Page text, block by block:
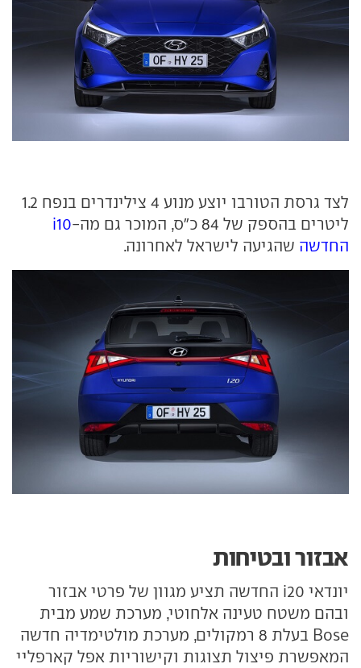
לצד גרסת הטורבו יוצע מנוע 4 צילינדרים בנפח 1.2
ליטרים בהספק של 84 כ"ס, המוכר גם מה-
i10
החדשה שהגיעה לישראל לאחרונה.
אבזור ובטיחות
יונדאי i20 החדשה תציע מגוון של פרטי אבזור
ובהם משטח טעינה אלחוטי, מערכת שמע מבית
Bose בעלת 8 רמקולים, מערכת מולטימדיה חדשה
המאפשרת פיצול תצוגות וקישוריות אפל קארפליי